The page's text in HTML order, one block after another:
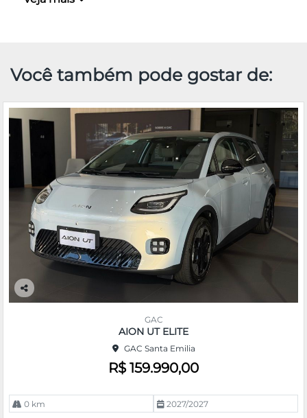
Você também pode gostar de:
Co
GAC
AION UT ELITE
GAC Santa Emilia
R$ 159.990,00
0 km 2027/2027